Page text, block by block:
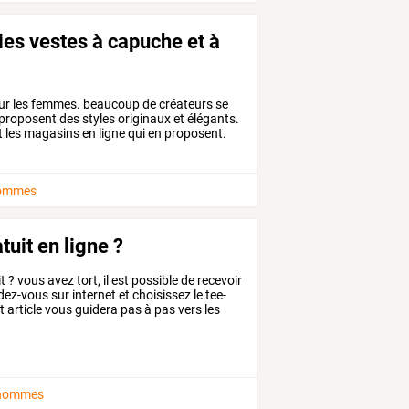
vestes à capuche et à
les femmes. beaucoup de créateurs se
des styles originaux et élégants.
magasins en ligne qui en proposent.
en ligne ?
? vousaveztort, ilest possiblede recevoir
voussur internet et choisissez letee-
articlevousguidera pasà pasvers les